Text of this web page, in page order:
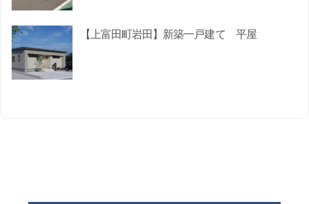
【上富田町岩田】新築一戸建て 平屋